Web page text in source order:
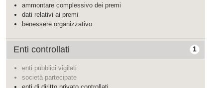
ammontare complessivo dei premi
dati relativi ai premi
benessere organizzativo
1
Enti controllati
enti pubblici vigilati
società partecipate